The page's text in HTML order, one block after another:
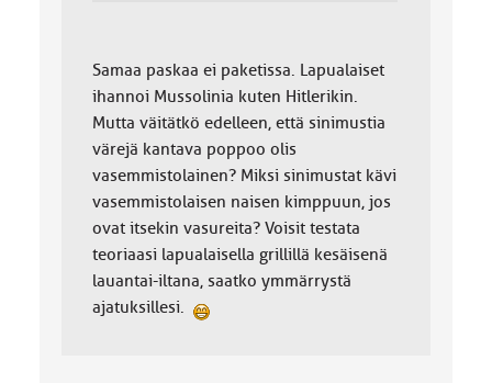
Samaa paskaa ei paketissa. Lapualaiset
ihannoi Mussolinia kuten Hitlerikin.
Mutta väitätkö edelleen, että sinimustia
värejä kantava poppoo olis
vasemmistolainen? Miksi sinimustat kävi
vasemmistolaisen naisen kimppuun, jos
ovat itsekin vasureita? Voisit testata
teoriaasi lapualaisella grillillä kesäisenä
lauantai-iltana, saatko ymmärrystä
ajatuksillesi.